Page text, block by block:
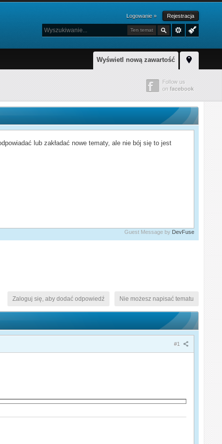
Logowanie » Rejestracja
Ten temat
Wyświetl nową zawartość
lub zakładać nowe tematy, ale nie bój się to jest
Guest Message by DevFuse
Nie możesz napisać tematu
Zaloguj się, aby dodać odpowiedź
#1